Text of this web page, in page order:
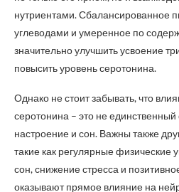
нутриентами. Сбалансированное
углеводами и умеренное по
значительно улучшить усвоение
повысить уровень серотонина.
Однако не стоит забывать, что
серотонина – это не
настроение и сон. Важны также
такие как регулярные физические
сон, снижение стресса и
оказывают прямое влияние на